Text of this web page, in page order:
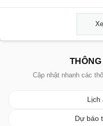
Cập nhật nhanh các
Lịch
Dự báo